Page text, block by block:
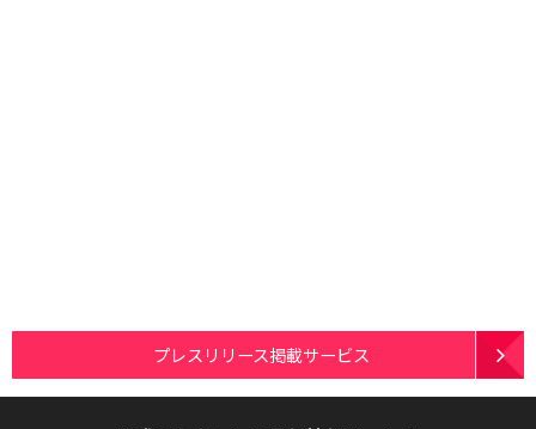
プレスリリース掲載サービス